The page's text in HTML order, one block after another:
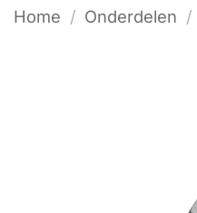
Home / Onderdelen /